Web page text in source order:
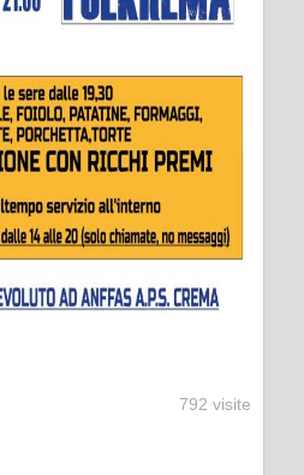
792 visite